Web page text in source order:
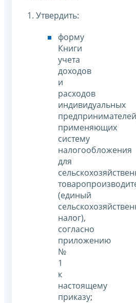
1. Утвердить:
форму
Книги
учета
доходов
и
расходов
индивидуальных
применяющих
систему
налогообложения
для
(единый
налог),
согласно
приложению
№
1
к
настоящему
приказу;